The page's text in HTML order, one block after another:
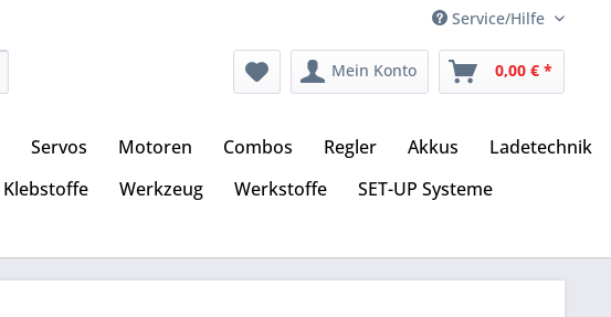
Service/Hilfe
Mein Konto 0,00 € *
Servos Motoren Combos Regler Akkus
Ladetechnik
Klebstoffe Werkzeug Werkstoffe
SET-UP Systeme